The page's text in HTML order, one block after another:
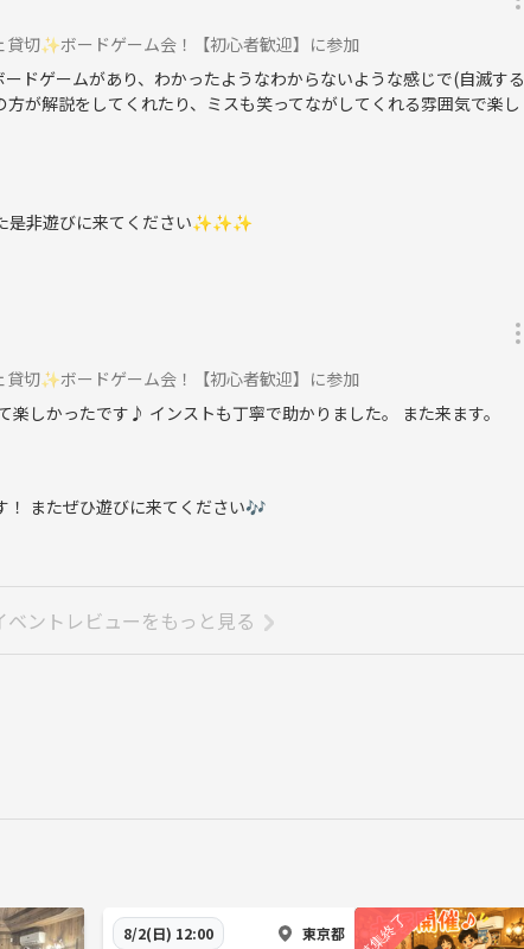
貸切✨ボードゲーム会！【初心者歓迎】に参加
ドゲームがあり、わかったようなわからないような感じで(自滅する
が解説をしてくれたり、ミスも笑ってながしてくれる雰囲気で楽し
是非遊びに来てください✨✨✨
貸切✨ボードゲーム会！【初心者歓迎】に参加
楽しかったです♪ インストも丁寧で助かりました。 また来ます。
！ またぜひ遊びに来てください🎶
ベントレビューをもっと見る
8/2(日) 12:00 東京都